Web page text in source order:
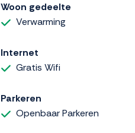
Woon gedeelte
Verwarming
Internet
Gratis Wifi
Parkeren
Openbaar Parkeren